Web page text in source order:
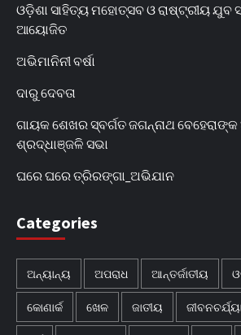
ଓଡ଼ିଶା ସାହିତ୍ୟ ମହୋତ୍ସବ ଓ ରାଷ୍ଟ୍ରୀୟ ଯୁବ
ଆୟୋଜିତ
ଅଭିମାନିନୀ ବର୍ଷା
ଦାରୁ ଦେବତା
ଗାୟକ ଶେଖର ସ୍ବର୍ଗତ ଜଗନ୍ନାଥ
ଶ୍ରଦ୍ଧାଞ୍ଜଳି ସଭା
ଘରେ ଘରେ ତ୍ରିରଙ୍ଗା_ଅଭିଯାନ
Categories
ଅନ୍ୟାନ୍ୟ ଅପରାଧ ଆନ୍ତର୍ଜାତୀୟ
କୋଣାର୍କ ଖେଳ ଜାତୀୟ ଜୀବନଚର୍ଯ୍ୟା